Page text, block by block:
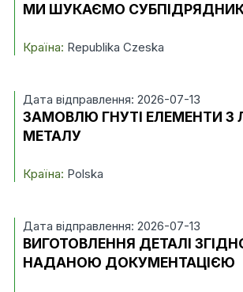
МИ ШУКАЄМО
Країна: Republika Czeska
Дата відправлення: 2026-07-13
ЗАМОВЛЮ ГНУТІ ЕЛЕМЕНТИ З
МЕТАЛУ
Країна: Polska
Дата відправлення: 2026-07-13
ВИГОТОВЛЕННЯ ДЕТАЛІ
НАДАНОЮ ДОКУМЕНТАЦІЄЮ